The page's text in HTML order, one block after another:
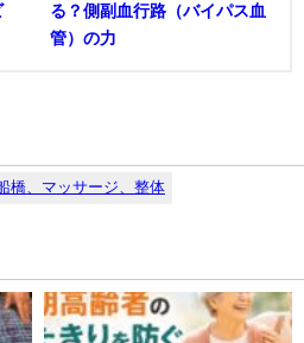
る？側副血行路（バイパス血
管）の力
橋、マッサージ、整体